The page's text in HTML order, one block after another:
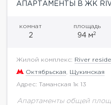
АПАРТАМЕНТЫ В ЖК
комнат
2
площадь
94 м2
Жилой комплекс: River
Октябрьская Щукинская
Адрес: Таманская 1к 13
Апартаменты общей